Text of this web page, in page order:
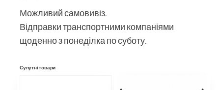
Можливий самовивіз.
Відправки транспортними компаніями
щоденно з понеділка по суботу.
Супутні товари